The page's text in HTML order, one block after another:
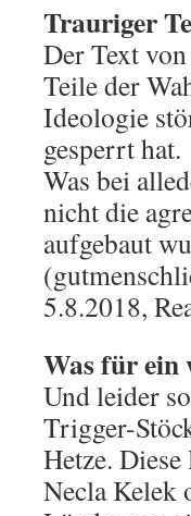
Trauriger
Der Text
Teile der
Ideologie
gesperrt hat.
Was bei
nicht die
aufgebaut
5.8.2018,
Was für
Und leider
Trigger-
Hetze.
Necla Kelek